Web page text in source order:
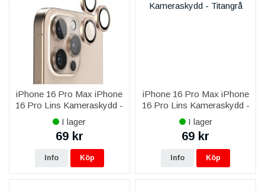
iPhone 16 Pro Max iPhone
16 Pro Lins Kameraskydd -
Guld
I lager
69 kr
Info Köp
iPhone 16 Pro Max iPhone
16 Pro Lins Kameraskydd -
Titangrå
I lager
69 kr
Info Köp